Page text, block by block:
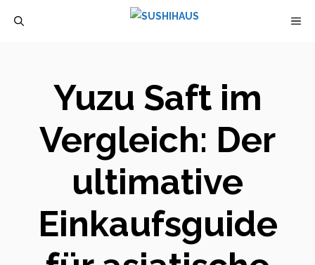
Yuzu Saft im
Vergleich: Der
ultimative
Einkaufsguide